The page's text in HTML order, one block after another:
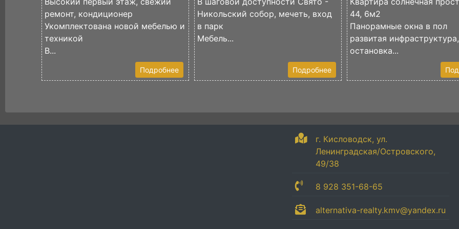
ремонт, кондиционер
Укомплектована новой мебелью и
техникой
В...
Подробнее
Никольский собор, мечеть, вход
в парк
Мебель...
Подробнее
44, 6м2
Панорамные окна в пол
развитая инфраструктура,
остановка...
г. Кисловодск, ул.
Ленинградская/Островского,
49/38
8 928 351-68-65
alternativa-realty.kmv@yandex.ru